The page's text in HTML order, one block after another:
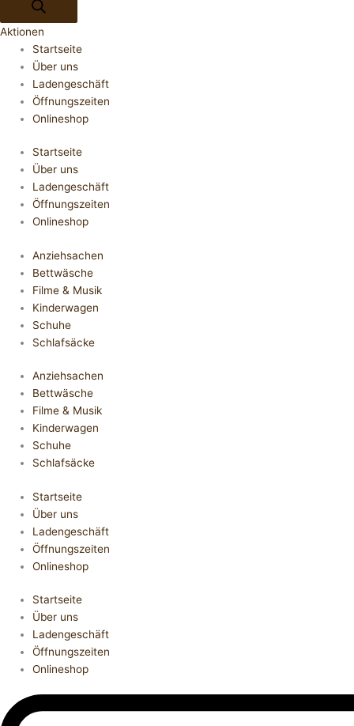
Aktionen
Startseite
Über uns
Ladengeschäft
Öffnungszeiten
Onlineshop
Startseite
Über uns
Ladengeschäft
Öffnungszeiten
Onlineshop
Anziehsachen
Bettwäsche
Filme & Musik
Kinderwagen
Schuhe
Schlafsäcke
Anziehsachen
Bettwäsche
Filme & Musik
Kinderwagen
Schuhe
Schlafsäcke
Startseite
Über uns
Ladengeschäft
Öffnungszeiten
Onlineshop
Startseite
Über uns
Ladengeschäft
Öffnungszeiten
Onlineshop